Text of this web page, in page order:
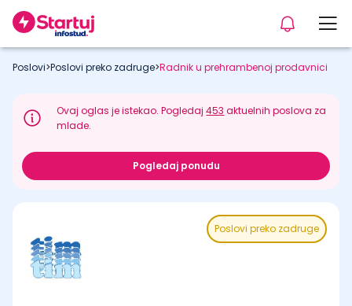
Poslovi>Poslovi preko zadruge>Radnik u prehrambenoj prodavnici
Ovaj oglas je istekao. Pogledaj453 aktuelnih poslova za
mlade.
Pogledaj ponudu
Poslovi preko zadruge